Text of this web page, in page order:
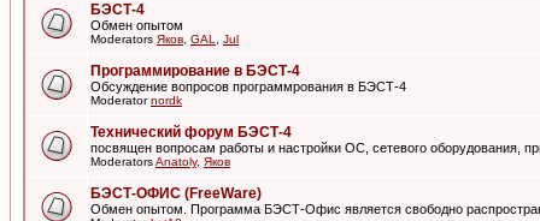
БЭСТ-4
Обмен опытом
Moderators Яков GAL Jul
Программирование в БЭСТ-4
Обсуждение вопросов программрования в БЭСТ-4
Moderatornordk
Технический форум БЭСТ-4
посвящен вопросам работы и настройки ОС, сетевого оборудования,
ModeratorsAnatoly, Яков
БЭСТ-ОФИС (FreeWare)
Обмен опытом. Программа БЭСТ-Офис является свободно